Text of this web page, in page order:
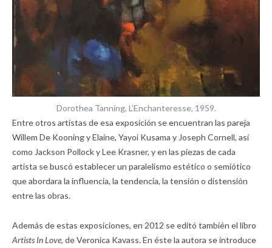
Dorothea Tanning, L’Enchanteresse, 1959.
Entre otros artistas de esa exposición se encuentran las pareja
Willem De Kooning y Elaine, Yayoi Kusama y Joseph Cornell, así
como Jackson Pollock y Lee Krasner, y en las piezas de cada
artista se buscó establecer un paralelismo estético o semiótico
que abordara la influencia, la tendencia, la tensión o distensión
entre las obras.
Además de estas exposiciones, en 2012 se editó también el libro
Artists In Love, de Veronica Kavass. En éste la autora se introduce